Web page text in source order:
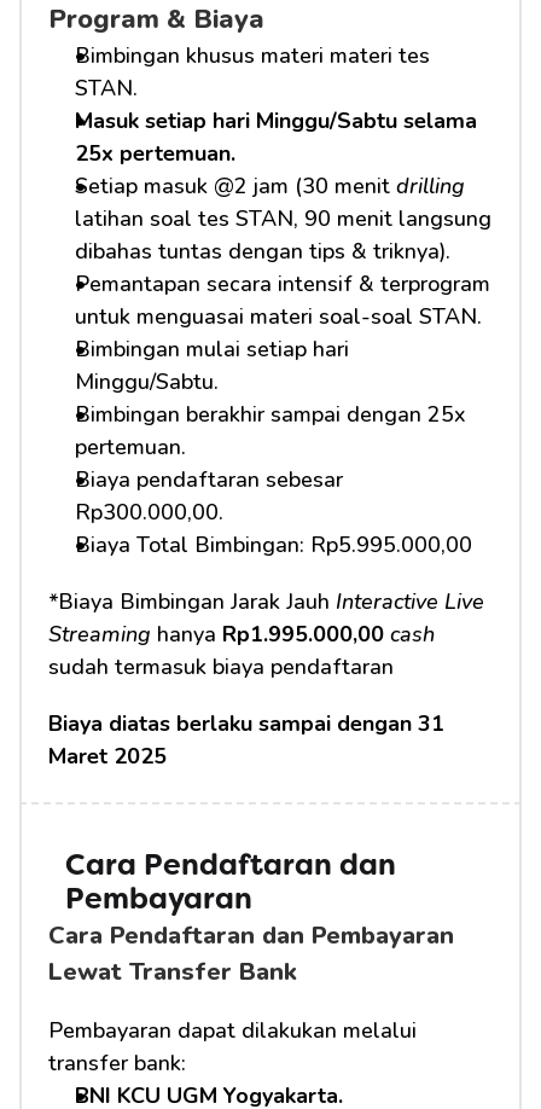
Program & Biaya
Bimbingan khusus materi materi tes
STAN.
Masuk setiap hari Minggu/Sabtu selama
25x pertemuan.
Setiap masuk @2 jam (30 menit drilling
latihan soal tes STAN, 90 menit langsung
dibahas tuntas dengan tips & triknya).
Pemantapan secara intensif & terprogram
untuk menguasai materi soal-soal STAN.
Bimbingan mulai setiap hari
Minggu/Sabtu.
Bimbingan berakhir sampai dengan 25x
pertemuan.
Biaya pendaftaran sebesar
Rp300.000,00.
Biaya Total Bimbingan: Rp5.995.000,00
*Biaya Bimbingan Jarak Jauh Interactive Live
Streaming hanya Rp1.995.000,00 cash
sudah termasuk biaya pendaftaran
Biaya diatas berlaku sampai dengan 31
Maret 2025
Cara Pendaftaran dan
Pembayaran
Cara Pendaftaran dan Pembayaran
Lewat Transfer Bank
Pembayaran dapat dilakukan melalui
transfer bank:
BNI KCU UGM Yogyakarta.